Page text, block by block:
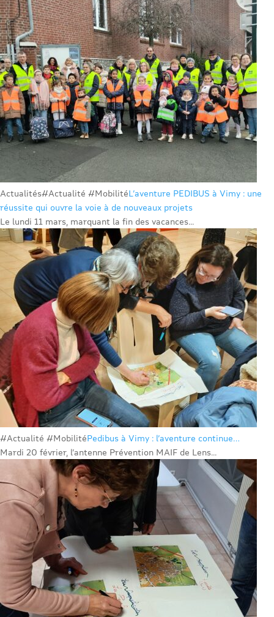
Actualités#Actualité #MobilitéL’aventure PEDIBUS à Vimy : une
réussite qui ouvre la voie à de nouveaux projets
Le lundi 11 mars, marquant la fin des vacances...
#Actualité #MobilitéPedibus à Vimy : l’aventure continue…
Mardi 20 février, l’antenne Prévention MAIF de Lens...